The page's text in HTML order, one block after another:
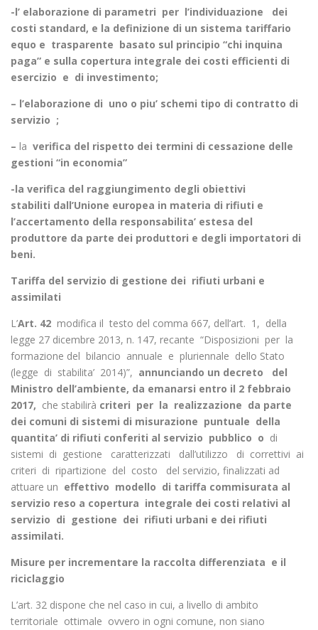
-l’ elaborazione di parametri per l’individuazione dei
costi standard, e la definizione di un sistema tariffario
equo e trasparente basato sul principio “chi inquina
paga” e sulla copertura integrale dei costi efficienti di
esercizio e di investimento;
– l’elaborazione di uno o piu’ schemi tipo di contratto di
servizio ;
– la verifica del rispetto dei termini di cessazione delle
gestioni “in economia”
-la verifica del raggiungimento degli obiettivi
stabiliti dall’Unione europea in materia di rifiuti e
l’accertamento della responsabilita’ estesa del
produttore da parte dei produttori e degli importatori di
beni.
Tariffa del servizio di gestione dei rifiuti urbani e
assimilati
L’Art. 42 modifica il testo del comma 667, dell’art. 1, della
legge 27 dicembre 2013, n. 147, recante “Disposizioni per la
formazione del bilancio annuale e pluriennale dello Stato
(legge di stabilita’ 2014)”, annunciando un decreto del
Ministro dell’ambiente, da emanarsi entro il 2 febbraio
2017, che stabilirà criteri per la realizzazione da parte
dei comuni di sistemi di misurazione puntuale della
quantita’ di rifiuti conferiti al servizio pubblico o di
sistemi di gestione caratterizzati dall’utilizzo di correttivi ai
criteri di ripartizione del costo del servizio, finalizzati ad
attuare un effettivo modello di tariffa commisurata al
servizio reso a copertura integrale dei costi relativi al
servizio di gestione dei rifiuti urbani e dei rifiuti
assimilati.
Misure per incrementare la raccolta differenziata e il
riciclaggio
L’art. 32 dispone che nel caso in cui, a livello di ambito
territoriale ottimale ovvero in ogni comune, non siano